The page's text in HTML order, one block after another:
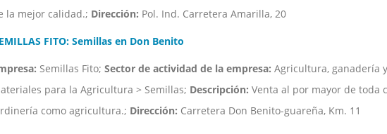
la mejor calidad.; Dirección: Pol. Ind. Carretera Amarilla, 20
FITO: Semillas en Don Benito
Semillas Fito; Sector de actividad de la empresa: Agricultura, ganadería
para la Agricultura > Semillas; Descripción: Venta al por mayor de toda
como agricultura.; Dirección: Carretera Don Benito-guareña, Km. 11